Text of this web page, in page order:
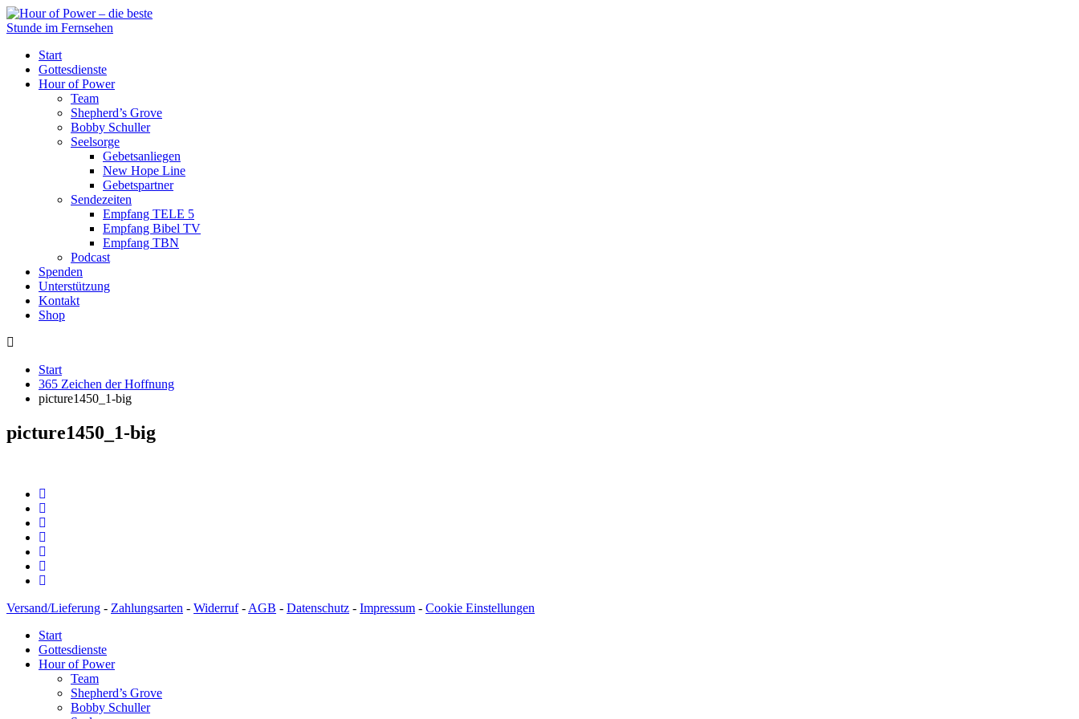
Start
Gottesdienste
Hour of Power
Team
Shepherd’s Grove
Bobby Schuller
Seelsorge
Gebetsanliegen
New Hope Line
Gebetspartner
Sendezeiten
Empfang TELE 5
Empfang Bibel TV
Empfang TBN
Podcast
Spenden
Unterstützung
Kontakt
Shop
Start
365 Zeichen der Hoffnung
picture1450_1-big
picture1450_1-big
Versand/Lieferung - Zahlungsarten - Widerruf- AGB - Datenschutz - Impressum - Cookie Einstellungen
Start
Gottesdienste
Hour of Power
Team
Shepherd’s Grove
Bobby Schuller